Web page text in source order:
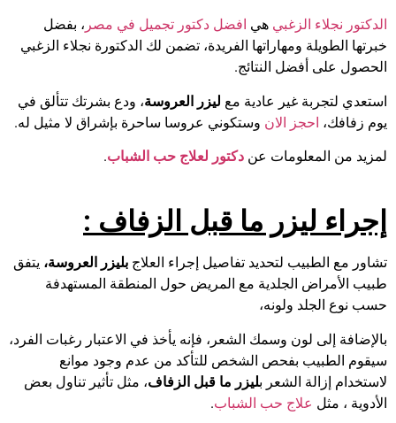
الدكتور نجلاء الزغبي هي افضل دكتور تجميل في مصر ، بفضل
خبرتها الطويلة ومهاراتها الفريدة، تضمن لك الدكتورة نجلاء الزغبي
الحصول على أفضل النتائج.
استعدي لتجربة غير عادية مع ليزر العروسة، ودع بشرتك تتألق في
يوم زفافك، احجز الان وستكوني عروسا ساحرة بإشراق لا مثيل له.
لمزيد من المعلومات عن دكتور لعلاج حب الشباب.
إجراء ليزر ما قبل الزفاف :
تشاور مع الطبيب لتحديد تفاصيل إجراء العلاج بليزر العروسة، يتفق
طبيب الأمراض الجلدية مع المريض حول المنطقة المستهدفة
حسب نوع الجلد ولونه،
بالإضافة إلى لون وسمك الشعر، فإنه يأخذ في الاعتبار رغبات الفرد،
سيقوم الطبيب بفحص الشخص للتأكد من عدم وجود موانع
لاستخدام إزالة الشعر بليزر ما قبل الزفاف، مثل تأثير تناول بعض
الأدوية ، مثل علاج حب الشباب.